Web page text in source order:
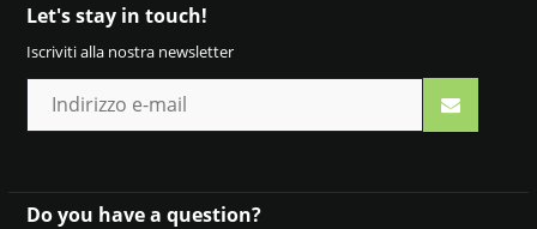
Let's stay in touch!
Iscriviti alla nostra newsletter
Do you have a question?